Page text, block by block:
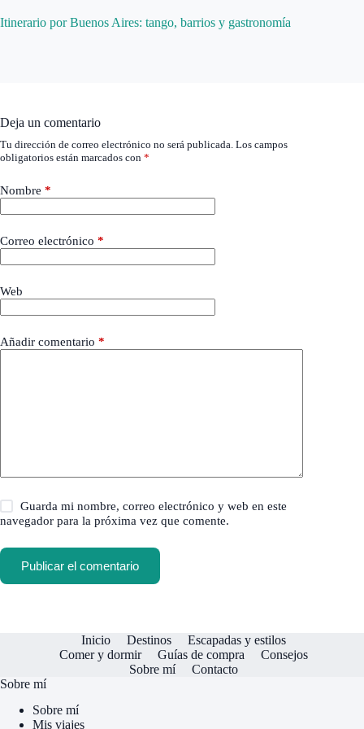
Itinerario por Buenos Aires: tango, barrios y gastronomía
Deja un comentario
Tu dirección de correo electrónico no será publicada. Los campos
obligatorios están marcados con *
Nombre *
Correo electrónico *
Web
Añadir comentario *
Guarda mi nombre, correo electrónico y web en este
navegador para la próxima vez que comente.
Publicar el comentario
Inicio Destinos
Escapadas y estilos
Comer y dormir
Guías de compra
Consejos
Sobre mí
Contacto
Sobre mí
Sobre mí
Mis viajes